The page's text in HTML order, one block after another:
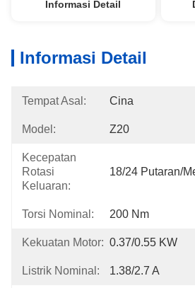
Informasi Detail
Informasi Detail
Tempat Asal: Cina
Model: Z20
Kecepatan
Rotasi
Keluaran:
18/24 Putaran/
Torsi Nominal: 200 Nm
Kekuatan Motor: 0.37/0.55 KW
Listrik Nominal: 1.38/2.7 A